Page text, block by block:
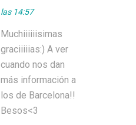
las 14:57
Muchiiiiiisimas
graciiiiias:) A ver
cuando nos dan
más información a
los de Barcelona!!
Besos<3